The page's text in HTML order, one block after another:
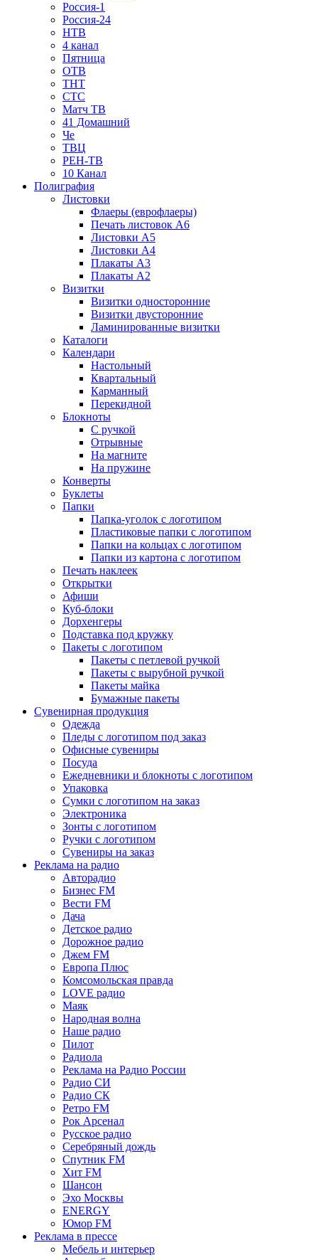
Россия-1
Россия-24
НТВ
4 канал
Пятница
ОТВ
ТНТ
СТС
Матч ТВ
41 Домашний
Че
ТВЦ
РЕН-ТВ
10 Канал
Полиграфия
Листовки
Флаеры (еврофлаеры)
Печать листовок А6
Листовки А5
Листовки А4
Плакаты А3
Плакаты А2
Визитки
Визитки односторонние
Визитки двусторонние
Ламинированные визитки
Каталоги
Календари
Настольный
Квартальный
Карманный
Перекидной
Блокноты
С ручкой
Отрывные
На магните
На пружине
Конверты
Буклеты
Папки
Папка-уголок с логотипом
Пластиковые папки с логотипом
Папки на кольцах с логотипом
Папки из картона с логотипом
Печать наклеек
Открытки
Афиши
Куб-блоки
Дорхенгеры
Подставка под кружку
Пакеты с логотипом
Пакеты с петлевой ручкой
Пакеты с вырубной ручкой
Пакеты майка
Бумажные пакеты
Сувенирная продукция
Одежда
Пледы с логотипом под заказ
Офисные сувениры
Посуда
Ежедневники и блокноты с логотипом
Упаковка
Сумки с логотипом на заказ
Электроника
Зонты с логотипом
Ручки с логотипом
Сувениры на заказ
Реклама на радио
Авторадио
Бизнес FM
Вести FM
Дача
Детское радио
Дорожное радио
Джем FM
Европа Плюс
Комсомольская правда
LOVE радио
Маяк
Народная волна
Наше радио
Пилот
Радиола
Реклама на Радио России
Радио СИ
Радио СК
Ретро FM
Рок Арсенал
Русское радио
Серебряный дождь
Спутник FM
Хит FM
Шансон
Эхо Москвы
ENERGY
Юмор FM
Реклама в прессе
Мебель и интерьер